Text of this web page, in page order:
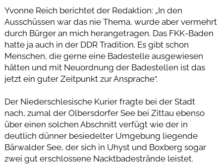
Yvonne Reich berichtet der Redaktion: „In den
Ausschüssen war das nie Thema, wurde aber vermehrt
durch Bürger an mich herangetragen. Das FKK-Baden
hatte ja auch in der DDR Tradition. Es gibt schon
Menschen, die gerne eine Badestelle ausgewiesen
hätten und mit Neuordnung der Badestellen ist das
jetzt ein guter Zeitpunkt zur Ansprache“.
Der Niederschlesische Kurier fragte bei der Stadt
nach, zumal der Olbersdorfer See bei Zittau ebenso
über einen solchen Abschnitt verfügt wie der in
deutlich dünner besiedelter Umgebung liegende
Bärwalder See, der sich in Uhyst und Boxberg sogar
zwei gut erschlossene Nacktbadestrände leistet.